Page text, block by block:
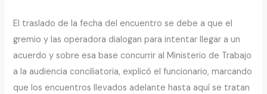
El traslado de la fecha del encuentro se debe a que el
gremio y las operadora dialogan para intentar llegar a un
acuerdo y sobre esa base concurrir al Ministerio de Trabajo
a la audiencia conciliatoria, explicó el funcionario, marcando
que los encuentros llevados adelante hasta aquí se tratan